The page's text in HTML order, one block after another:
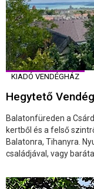
KIADÓ VENDÉGHÁZ
Hegytető
Balatonfüreden a
kertből és a felső
Balatonra, Tihanyra.
családjával, vagy